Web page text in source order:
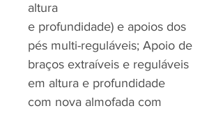
altura
e profundidade) e apoios dos
pés multi-reguláveis; Apoio de
braços extraíveis e reguláveis
em altura e profundidade
com nova almofada com